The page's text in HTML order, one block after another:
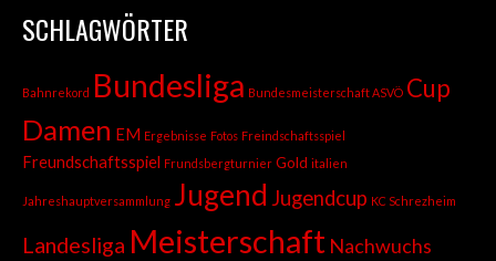
SCHLAGWÖRTER
Bahnrekord Bundesliga Bundesmeisterschaft ASVÖ Cup
Damen EM Ergebnisse Fotos Freindschaftsspiel
Freundschaftsspiel Frundsbergturnier Gold italien
Jahreshauptversammlung Jugend Jugendcup KC Schrezheim
Landesliga Meisterschaft Nachwuchs